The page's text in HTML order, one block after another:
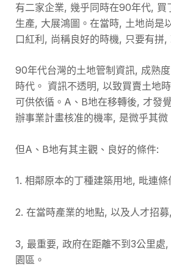
有二家企業, 幾乎同時在90年代, 買
生產, 大展鴻圖。在當時, 土地尚是
口紅利, 尚稱良好的時機, 只要有拼,
90年代台灣的土地管制資訊, 成熟
時代。 資訊不透明, 以致買賣土地
可供依循。A、B地在移轉後, 才發
辦事業計畫核准的機率, 是微乎其微
但A、B地有其主觀、良好的條件:
1. 相鄰原本的丁種建築用地, 毗連條
2. 在當時產業的地點, 以及人才招募
3, 最重要, 政府在距離不到3公里處
園區。